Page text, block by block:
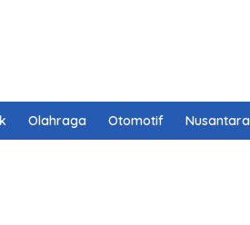
Olahraga Otomotif Nusantara